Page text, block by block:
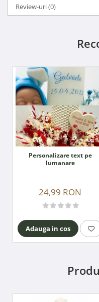
Review-uri(0)
Personalizare text pe
lumanare
24,99 RON
Adauga in cos